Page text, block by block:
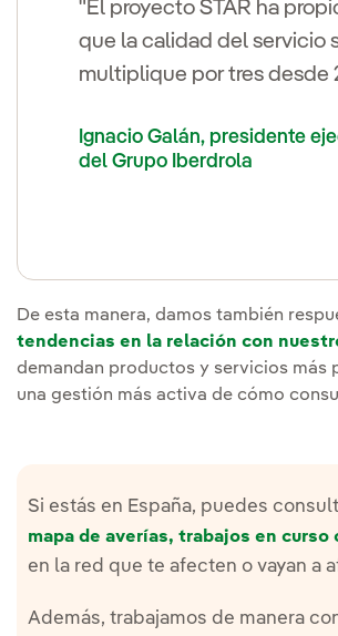
"El proyecto STAR ha
que la calidad del servicio
multiplique por tres desde
Ignacio Galán, presidente
del Grupo Iberdrola
De esta manera, damos también
tendencias en la relación con
demandan productos y servicios más
una gestión más activa de cómo
Si estás en España, puedes
mapa de averías, trabajos en curso
en la red que te afecten o vayan a
Además, trabajamos de manera